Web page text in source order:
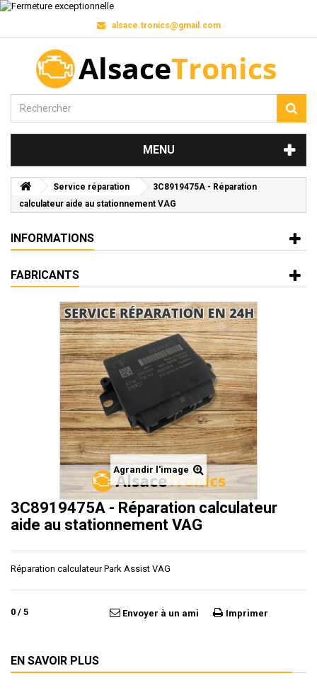
alsace.tronics@gmail.com
MENU
Service réparation
3C8919475A - Réparation
calculateur aide au stationnement VAG
INFORMATIONS
FABRICANTS
Agrandir l'image
3C8919475A - Réparation calculateur
aide au stationnement VAG
Réparation calculateur Park Assist VAG
0 / 5 Envoyer à un ami Imprimer
EN SAVOIR PLUS